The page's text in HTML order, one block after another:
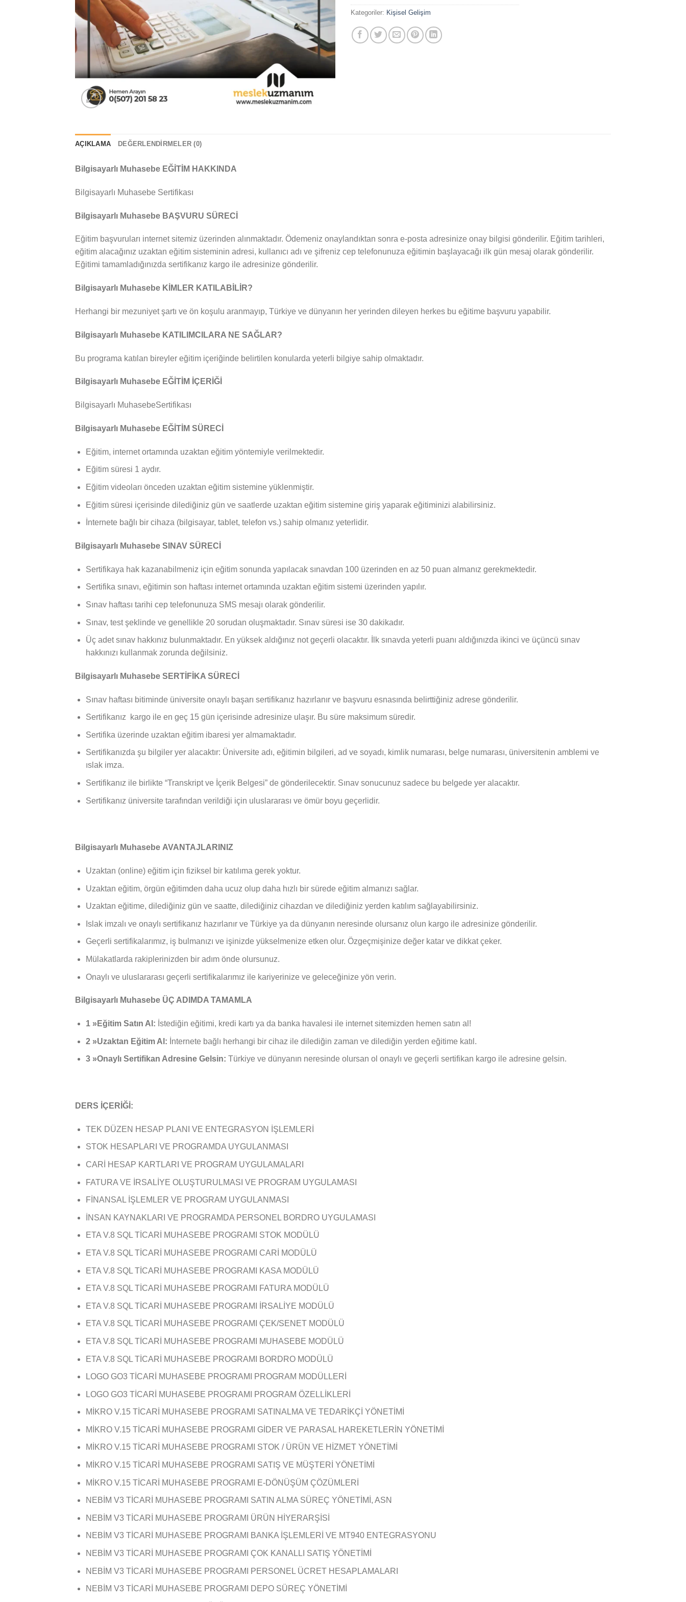
Kategoriler: Kişisel Gelişim
AÇIKLAMA DEĞERLENDIRMELER (0)
Bilgisayarlı Muhasebe EĞİTİM HAKKINDA
Bilgisayarlı Muhasebe Sertifikası
Bilgisayarlı Muhasebe BAŞVURU SÜRECİ
Eğitim başvuruları internet sitemiz üzerinden alınmaktadır. Ödemeniz onaylandıktan sonra e-posta adresinize onay bilgisi gönderilir. Eğitim tarihleri,
eğitim alacağınız uzaktan eğitim sisteminin adresi, kullanıcı adı ve şifreniz cep telefonunuza eğitimin başlayacağı ilk gün mesaj olarak gönderilir.
Eğitimi tamamladığınızda sertifikanız kargo ile adresinize gönderilir.
Bilgisayarlı Muhasebe KİMLER KATILABİLİR?
Herhangi bir mezuniyet şartı ve ön koşulu aranmayıp, Türkiye ve dünyanın her yerinden dileyen herkes bu eğitime başvuru yapabilir.
Bilgisayarlı Muhasebe KATILIMCILARA NE SAĞLAR?
Bu programa katılan bireyler eğitim içeriğinde belirtilen konularda yeterli bilgiye sahip olmaktadır.
Bilgisayarlı Muhasebe EĞİTİM İÇERİĞİ
Bilgisayarlı MuhasebeSertifikası
Bilgisayarlı Muhasebe EĞİTİM SÜRECİ
Eğitim, internet ortamında uzaktan eğitim yöntemiyle verilmektedir.
Eğitim süresi 1 aydır.
Eğitim videoları önceden uzaktan eğitim sistemine yüklenmiştir.
Eğitim süresi içerisinde dilediğiniz gün ve saatlerde uzaktan eğitim sistemine giriş yaparak eğitiminizi alabilirsiniz.
İnternete bağlı bir cihaza (bilgisayar, tablet, telefon vs.) sahip olmanız yeterlidir.
Bilgisayarlı Muhasebe SINAV SÜRECİ
Sertifikaya hak kazanabilmeniz için eğitim sonunda yapılacak sınavdan 100 üzerinden en az 50 puan almanız gerekmektedir.
Sertifika sınavı, eğitimin son haftası internet ortamında uzaktan eğitim sistemi üzerinden yapılır.
Sınav haftası tarihi cep telefonunuza SMS mesajı olarak gönderilir.
Sınav, test şeklinde ve genellikle 20 sorudan oluşmaktadır. Sınav süresi ise 30 dakikadır.
Üç adet sınav hakkınız bulunmaktadır. En yüksek aldığınız not geçerli olacaktır. İlk sınavda yeterli puanı aldığınızda ikinci ve üçüncü sınav
hakkınızı kullanmak zorunda değilsiniz.
Bilgisayarlı Muhasebe SERTİFİKA SÜRECİ
Sınav haftası bitiminde üniversite onaylı başarı sertifikanız hazırlanır ve başvuru esnasında belirttiğiniz adrese gönderilir.
Sertifikanız kargo ile en geç 15 gün içerisinde adresinize ulaşır. Bu süre maksimum süredir.
Sertifika üzerinde uzaktan eğitim ibaresi yer almamaktadır.
Sertifikanızda şu bilgiler yer alacaktır: Üniversite adı, eğitimin bilgileri, ad ve soyadı, kimlik numarası, belge numarası, üniversitenin amblemi ve
ıslak imza.
Sertifikanız ile birlikte “Transkript ve İçerik Belgesi” de gönderilecektir. Sınav sonucunuz sadece bu belgede yer alacaktır.
Sertifikanız üniversite tarafından verildiği için uluslararası ve ömür boyu geçerlidir.
Bilgisayarlı Muhasebe AVANTAJLARINIZ
Uzaktan (online) eğitim için fiziksel bir katılıma gerek yoktur.
Uzaktan eğitim, örgün eğitimden daha ucuz olup daha hızlı bir sürede eğitim almanızı sağlar.
Uzaktan eğitime, dilediğiniz gün ve saatte, dilediğiniz cihazdan ve dilediğiniz yerden katılım sağlayabilirsiniz.
Islak imzalı ve onaylı sertifikanız hazırlanır ve Türkiye ya da dünyanın neresinde olursanız olun kargo ile adresinize gönderilir.
Geçerli sertifikalarımız, iş bulmanızı ve işinizde yükselmenize etken olur. Özgeçmişinize değer katar ve dikkat çeker.
Mülakatlarda rakiplerinizden bir adım önde olursunuz.
Onaylı ve uluslararası geçerli sertifikalarımız ile kariyerinize ve geleceğinize yön verin.
Bilgisayarlı Muhasebe ÜÇ ADIMDA TAMAMLA
1 »Eğitim Satın Al: İstediğin eğitimi, kredi kartı ya da banka havalesi ile internet sitemizden hemen satın al!
2 »Uzaktan Eğitim Al: İnternete bağlı herhangi bir cihaz ile dilediğin zaman ve dilediğin yerden eğitime katıl.
3 »Onaylı Sertifikan Adresine Gelsin: Türkiye ve dünyanın neresinde olursan ol onaylı ve geçerli sertifikan kargo ile adresine gelsin.
DERS İÇERİĞİ:
TEK DÜZEN HESAP PLANI VE ENTEGRASYON İŞLEMLERİ
STOK HESAPLARI VE PROGRAMDA UYGULANMASI
CARİ HESAP KARTLARI VE PROGRAM UYGULAMALARI
FATURA VE İRSALİYE OLUŞTURULMASI VE PROGRAM UYGULAMASI
FİNANSAL İŞLEMLER VE PROGRAM UYGULANMASI
İNSAN KAYNAKLARI VE PROGRAMDA PERSONEL BORDRO UYGULAMASI
ETA V.8 SQL TİCARİ MUHASEBE PROGRAMI STOK MODÜLÜ
ETA V.8 SQL TİCARİ MUHASEBE PROGRAMI CARİ MODÜLÜ
ETA V.8 SQL TİCARİ MUHASEBE PROGRAMI KASA MODÜLÜ
ETA V.8 SQL TİCARİ MUHASEBE PROGRAMI FATURA MODÜLÜ
ETA V.8 SQL TİCARİ MUHASEBE PROGRAMI İRSALİYE MODÜLÜ
ETA V.8 SQL TİCARİ MUHASEBE PROGRAMI ÇEK/SENET MODÜLÜ
ETA V.8 SQL TİCARİ MUHASEBE PROGRAMI MUHASEBE MODÜLÜ
ETA V.8 SQL TİCARİ MUHASEBE PROGRAMI BORDRO MODÜLÜ
LOGO GO3 TİCARİ MUHASEBE PROGRAMI PROGRAM MODÜLLERİ
LOGO GO3 TİCARİ MUHASEBE PROGRAMI PROGRAM ÖZELLİKLERİ
MİKRO V.15 TİCARİ MUHASEBE PROGRAMI SATINALMA VE TEDARİKÇİ YÖNETİMİ
MİKRO V.15 TİCARİ MUHASEBE PROGRAMI GİDER VE PARASAL HAREKETLERİN YÖNETİMİ
MİKRO V.15 TİCARİ MUHASEBE PROGRAMI STOK / ÜRÜN VE HİZMET YÖNETİMİ
MİKRO V.15 TİCARİ MUHASEBE PROGRAMI SATIŞ VE MÜŞTERİ YÖNETİMİ
MİKRO V.15 TİCARİ MUHASEBE PROGRAMI E-DÖNÜŞÜM ÇÖZÜMLERİ
NEBİM V3 TİCARİ MUHASEBE PROGRAMI SATIN ALMA SÜREÇ YÖNETİMİ, ASN
NEBİM V3 TİCARİ MUHASEBE PROGRAMI ÜRÜN HİYERARŞİSİ
NEBİM V3 TİCARİ MUHASEBE PROGRAMI BANKA İŞLEMLERİ VE MT940 ENTEGRASYONU
NEBİM V3 TİCARİ MUHASEBE PROGRAMI ÇOK KANALLI SATIŞ YÖNETİMİ
NEBİM V3 TİCARİ MUHASEBE PROGRAMI PERSONEL ÜCRET HESAPLAMALARI
NEBİM V3 TİCARİ MUHASEBE PROGRAMI DEPO SÜREÇ YÖNETİMİ